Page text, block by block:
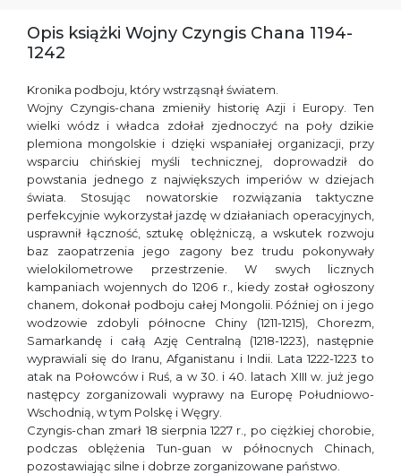
Opis książki Wojny Czyngis Chana 1194-
1242
Kronika podboju, który wstrząsnął światem.
Wojny Czyngis-chana zmieniły historię Azji i Europy. Ten
wielki wódz i władca zdołał zjednoczyć na poły dzikie
plemiona mongolskie i dzięki wspaniałej organizacji, przy
wsparciu chińskiej myśli technicznej, doprowadził do
powstania jednego z największych imperiów w dziejach
świata. Stosując nowatorskie rozwiązania taktyczne
perfekcyjnie wykorzystał jazdę w działaniach operacyjnych,
usprawnił łączność, sztukę oblężniczą, a wskutek rozwoju
baz zaopatrzenia jego zagony bez trudu pokonywały
wielokilometrowe przestrzenie. W swych licznych
kampaniach wojennych do 1206 r., kiedy został ogłoszony
chanem, dokonał podboju całej Mongolii. Później on i jego
wodzowie zdobyli północne Chiny (1211-1215), Chorezm,
Samarkandę i całą Azję Centralną (1218-1223), następnie
wyprawiali się do Iranu, Afganistanu i Indii. Lata 1222-1223 to
atak na Połowców i Ruś, a w 30. i 40. latach XIII w. już jego
następcy zorganizowali wyprawy na Europę Południowo-
Wschodnią, w tym Polskę i Węgry.
Czyngis-chan zmarł 18 sierpnia 1227 r., po ciężkiej chorobie,
podczas oblężenia Tun-guan w północnych Chinach,
pozostawiając silne i dobrze zorganizowane państwo.